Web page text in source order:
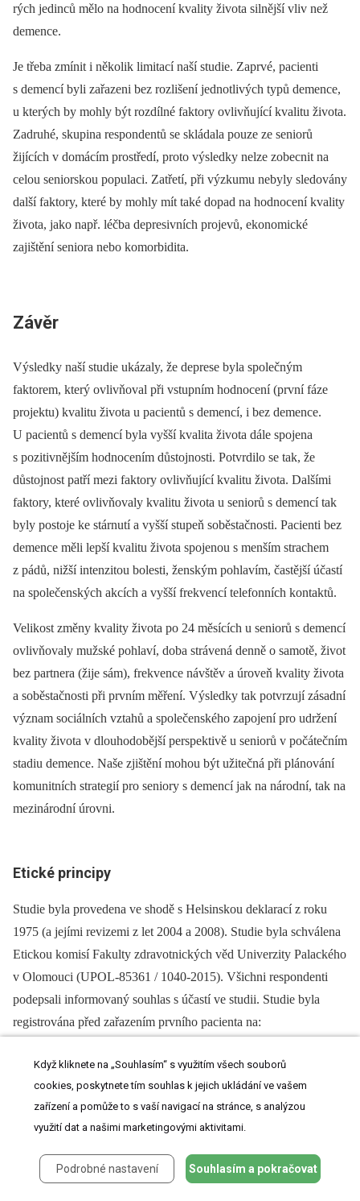
rých jedinců mělo na hodnocení kvality života silnější vliv než
demence.
Je třeba zmínit i několik limitací naší studie. Zaprvé, pacienti
s demencí byli zařazeni bez rozlišení jednotlivých typů demence,
u kterých by mohly být rozdílné faktory ovlivňující kvalitu života.
Zadruhé, skupina respondentů se skládala pouze ze seniorů
žijících v domácím prostředí, proto výsledky nelze zobecnit na
celou seniorskou populaci. Zatřetí, při výzkumu nebyly sledovány
další faktory, které by mohly mít také dopad na hodnocení kvality
života, jako např. léčba depresivních projevů, ekonomické
zajištění seniora nebo komorbidita.
Závěr
Výsledky naší studie ukázaly, že deprese byla společným
faktorem, který ovlivňoval při vstupním hodnocení (první fáze
projektu) kvalitu života u pacientů s demencí, i bez demence.
U pacientů s demencí byla vyšší kvalita života dále spojena
s pozitivnějším hodnocením důstojnosti. Potvrdilo se tak, že
důstojnost patří mezi faktory ovlivňující kvalitu života. Dalšími
faktory, které ovlivňovaly kvalitu života u seniorů s demencí tak
byly postoje ke stárnutí a vyšší stupeň soběstačnosti. Pacienti bez
demence měli lepší kvalitu života spojenou s menším strachem
z pádů, nižší intenzitou bolesti, ženským pohlavím, častější účastí
na společenských akcích a vyšší frekvencí telefonních kontaktů.
Velikost změny kvality života po 24 měsících u seniorů s demencí
ovlivňovaly mužské pohlaví, doba strávená denně o samotě, život
bez partnera (žije sám), frekvence návštěv a úroveň kvality života
a soběstačnosti při prvním měření. Výsledky tak potvrzují zásadní
význam sociálních vztahů a společenského zapojení pro udržení
kvality života v dlouhodobější perspektivě u seniorů v počátečním
stadiu demence. Naše zjištění mohou být užitečná při plánování
komunitních strategií pro seniory s demencí jak na národní, tak na
mezinárodní úrovni.
Etické principy
Studie byla provedena ve shodě s Helsinskou deklarací z roku
1975 (a jejími revizemi z let 2004 a 2008). Studie byla schválena
Etickou komisí Fakulty zdravotnických věd Univerzity Palackého
v Olomouci (UPOL-85361 / 1040-2015). Všichni respondenti
podepsali informovaný souhlas s účastí ve studii. Studie byla
registrována před zařazením prvního pacienta na:
Grantová podpora
Podpořeno z programového projektu Ministerstva zdravotnictví
ČR s reg. č. 16-28628A. Veškerá práva podle předpisů na
ochranu duševního vlastnictví jsou vyhrazena.
Když kliknete na „Souhlasím“ s využitím všech souborů
cookies, poskytnete tím souhlas k jejich ukládání ve vašem
zařízení a pomůže to s vaší navigací na stránce, s analýzou
využití dat a našimi marketingovými aktivitami.
Podrobné nastavení Souhlasím a pokračovat